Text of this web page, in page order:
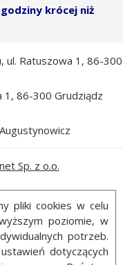
krócej niż
ul. Ratuszowa 1, 86-300
1, 86-300 Grudziądz
Sp. z o.o.
pliki cookies w celu
poziomie, w
potrzeb.
dotyczących